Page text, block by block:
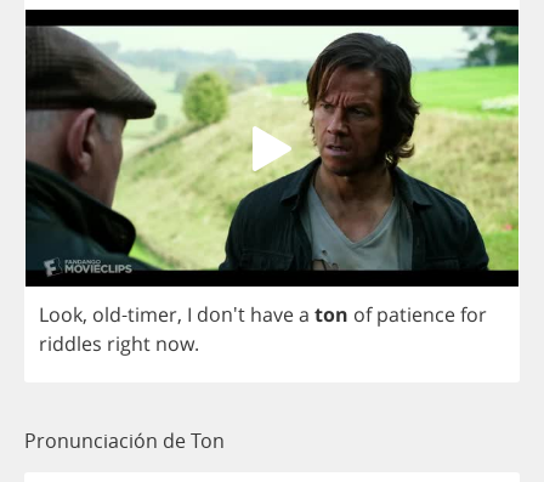
Look, old-timer, I don't havea ton of patiencefor
riddles right now.
Pronunciación de Ton